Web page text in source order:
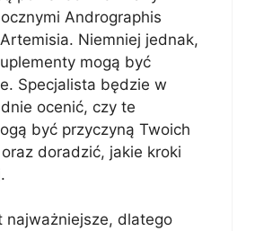
Andrographis
Niemniej jednak,
mogą być
Specjalista będzie w
ocenić, czy te
być przyczyną Twoich
doradzić, jakie kroki
najważniejsze, dlatego